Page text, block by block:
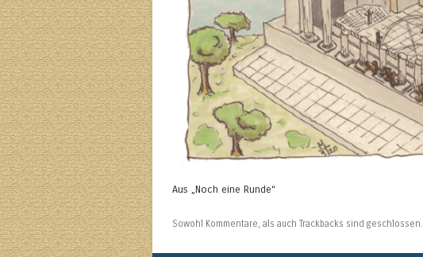
Aus „Noch eine Runde“
Sowohl Kommentare, als auch Trackbacks sind geschlossen.